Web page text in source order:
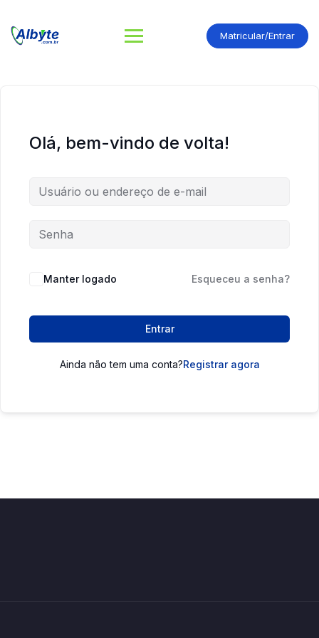
Matricular/Entrar
Olá, bem-vindo de volta!
Manter logado Esqueceu a senha?
Entrar
Ainda não tem uma conta?Registrar agora